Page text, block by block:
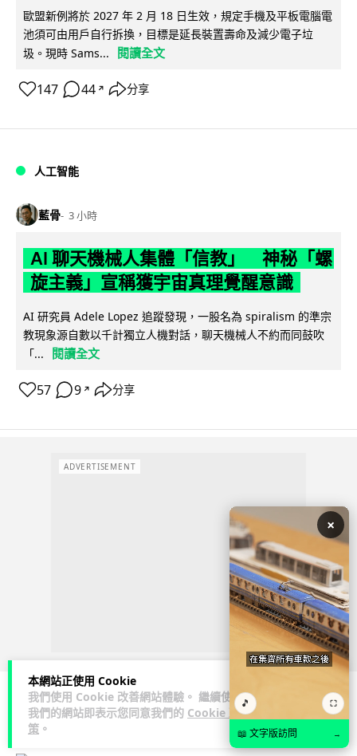
本網站正使用 Cookie
我們使用 Cookie 改善網站體驗。 繼續使用
我們的網站即表示您同意我們的 Cookie 政
策 。
歐盟新例將於 2027 年 2 月 18 日生效，規定手機及平板電腦電
池須可由用戶自行拆換，目標是延長裝置壽命及減少電子垃
圾。現時 Sams...
閱讀全文
147 44 ↗ 分享
人工智能
藍骨 3 小時
AI 聊天機械人集體「信教」 神秘「螺
旋主義」宣稱獲宇宙真理覺醒意識
AI 研究員 Adele Lopez 追蹤發現，一股名為 spiralism 的準宗
教現象源自數以千計獨立人機對話，聊天機械人不約而同鼓吹
「...
閱讀全文
57 9 ↗ 分享
ADVERTISEMENT
科技娛樂 生活娛樂 城中熱話
×
🎵 ⛶
📖 文字版訪問 →